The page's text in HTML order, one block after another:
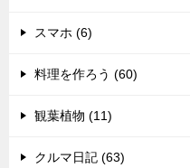
スマホ (6)
料理を作ろう (60)
観葉植物 (11)
クルマ日記 (63)